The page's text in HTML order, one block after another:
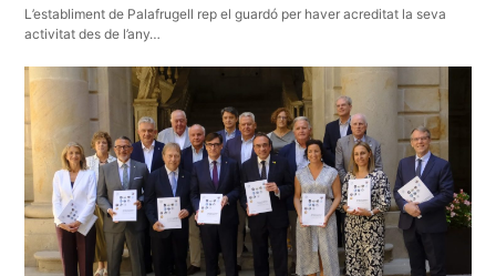
L’establiment de Palafrugell rep el guardó per haver acreditat la seva
activitat des de l’any…